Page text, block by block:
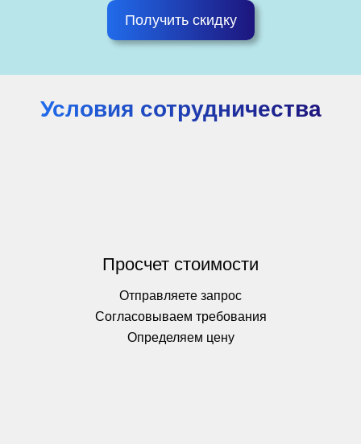
Получить скидку
Условия сотрудничества
Просчет стоимости
Отправляете запрос
Согласовываем требования
Определяем цену